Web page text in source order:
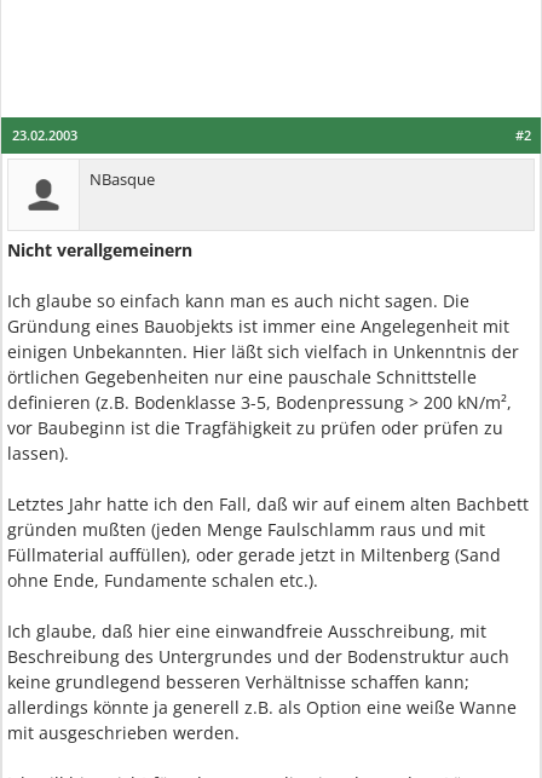
#2
23.02.2003
NBasque
Nicht verallgemeinern
Ich glaube so einfach kann man es auch nicht sagen. Die
Gründung eines Bauobjekts ist immer eine Angelegenheit mit
einigen Unbekannten. Hier läßt sich vielfach in Unkenntnis der
örtlichen Gegebenheiten nur eine pauschale Schnittstelle
definieren (z.B. Bodenklasse 3-5, Bodenpressung > 200 kN/m²,
vor Baubeginn ist die Tragfähigkeit zu prüfen oder prüfen zu
lassen).
Letztes Jahr hatte ich den Fall, daß wir auf einem alten Bachbett
gründen mußten (jeden Menge Faulschlamm raus und mit
Füllmaterial auffüllen), oder gerade jetzt in Miltenberg (Sand
ohne Ende, Fundamente schalen etc.).
Ich glaube, daß hier eine einwandfreie Ausschreibung, mit
Beschreibung des Untergrundes und der Bodenstruktur auch
keine grundlegend besseren Verhältnisse schaffen kann;
allerdings könnte ja generell z.B. als Option eine weiße Wanne
mit ausgeschrieben werden.